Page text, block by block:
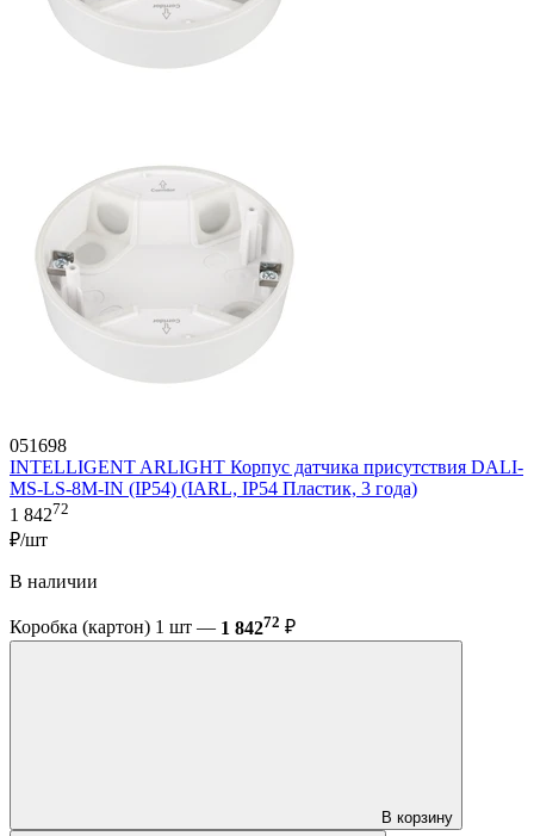
051698
INTELLIGENT ARLIGHT Корпус датчика присутствия DALI-
MS-LS-8M-IN (IP54) (IARL, IP54 Пластик, 3 года)
1 84272
₽/шт
В наличии
Коробка (картон) 1 шт — 1 84272 ₽
В корзину